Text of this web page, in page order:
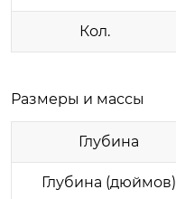
Кол.
Размеры и массы
Глубина
Глубина (дюймов)